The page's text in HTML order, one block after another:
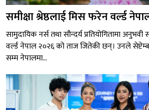
समीक्षा श्रेष्ठलाई मिस फरेन वर्ल्ड
सामुदायिक नर्स तथा सौन्दर्य प्रतियोगितामा अनुभवी
वर्ल्ड नेपाल २०२६ को ताज जितेकी छन्। उनले
सम्म नेपालमा...